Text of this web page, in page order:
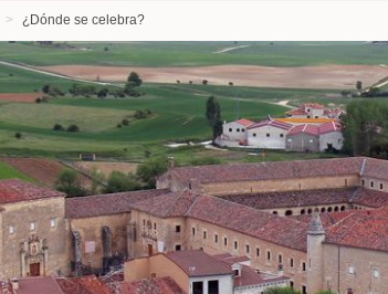
¿Dónde se celebra?